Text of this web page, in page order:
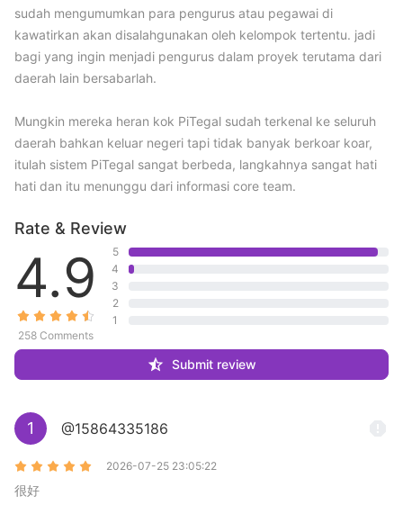
sudah mengumumkan para pengurus atau pegawai di
kawatirkan akan disalahgunakan oleh kelompok tertentu. jadi
bagi yang ingin menjadi pengurus dalam proyek terutama dari
daerah lain bersabarlah.
Mungkin mereka heran kok PiTegal sudah terkenal ke seluruh
daerah bahkan keluar negeri tapi tidak banyak berkoar koar,
itulah sistem PiTegal sangat berbeda, langkahnya sangat hati
hati dan itu menunggu dari informasi core team.
Rate & Review
4.9
258 Comments
5
4
3
2
1
Submit review
1 @15864335186
2026-07-25 23:05:22
很好